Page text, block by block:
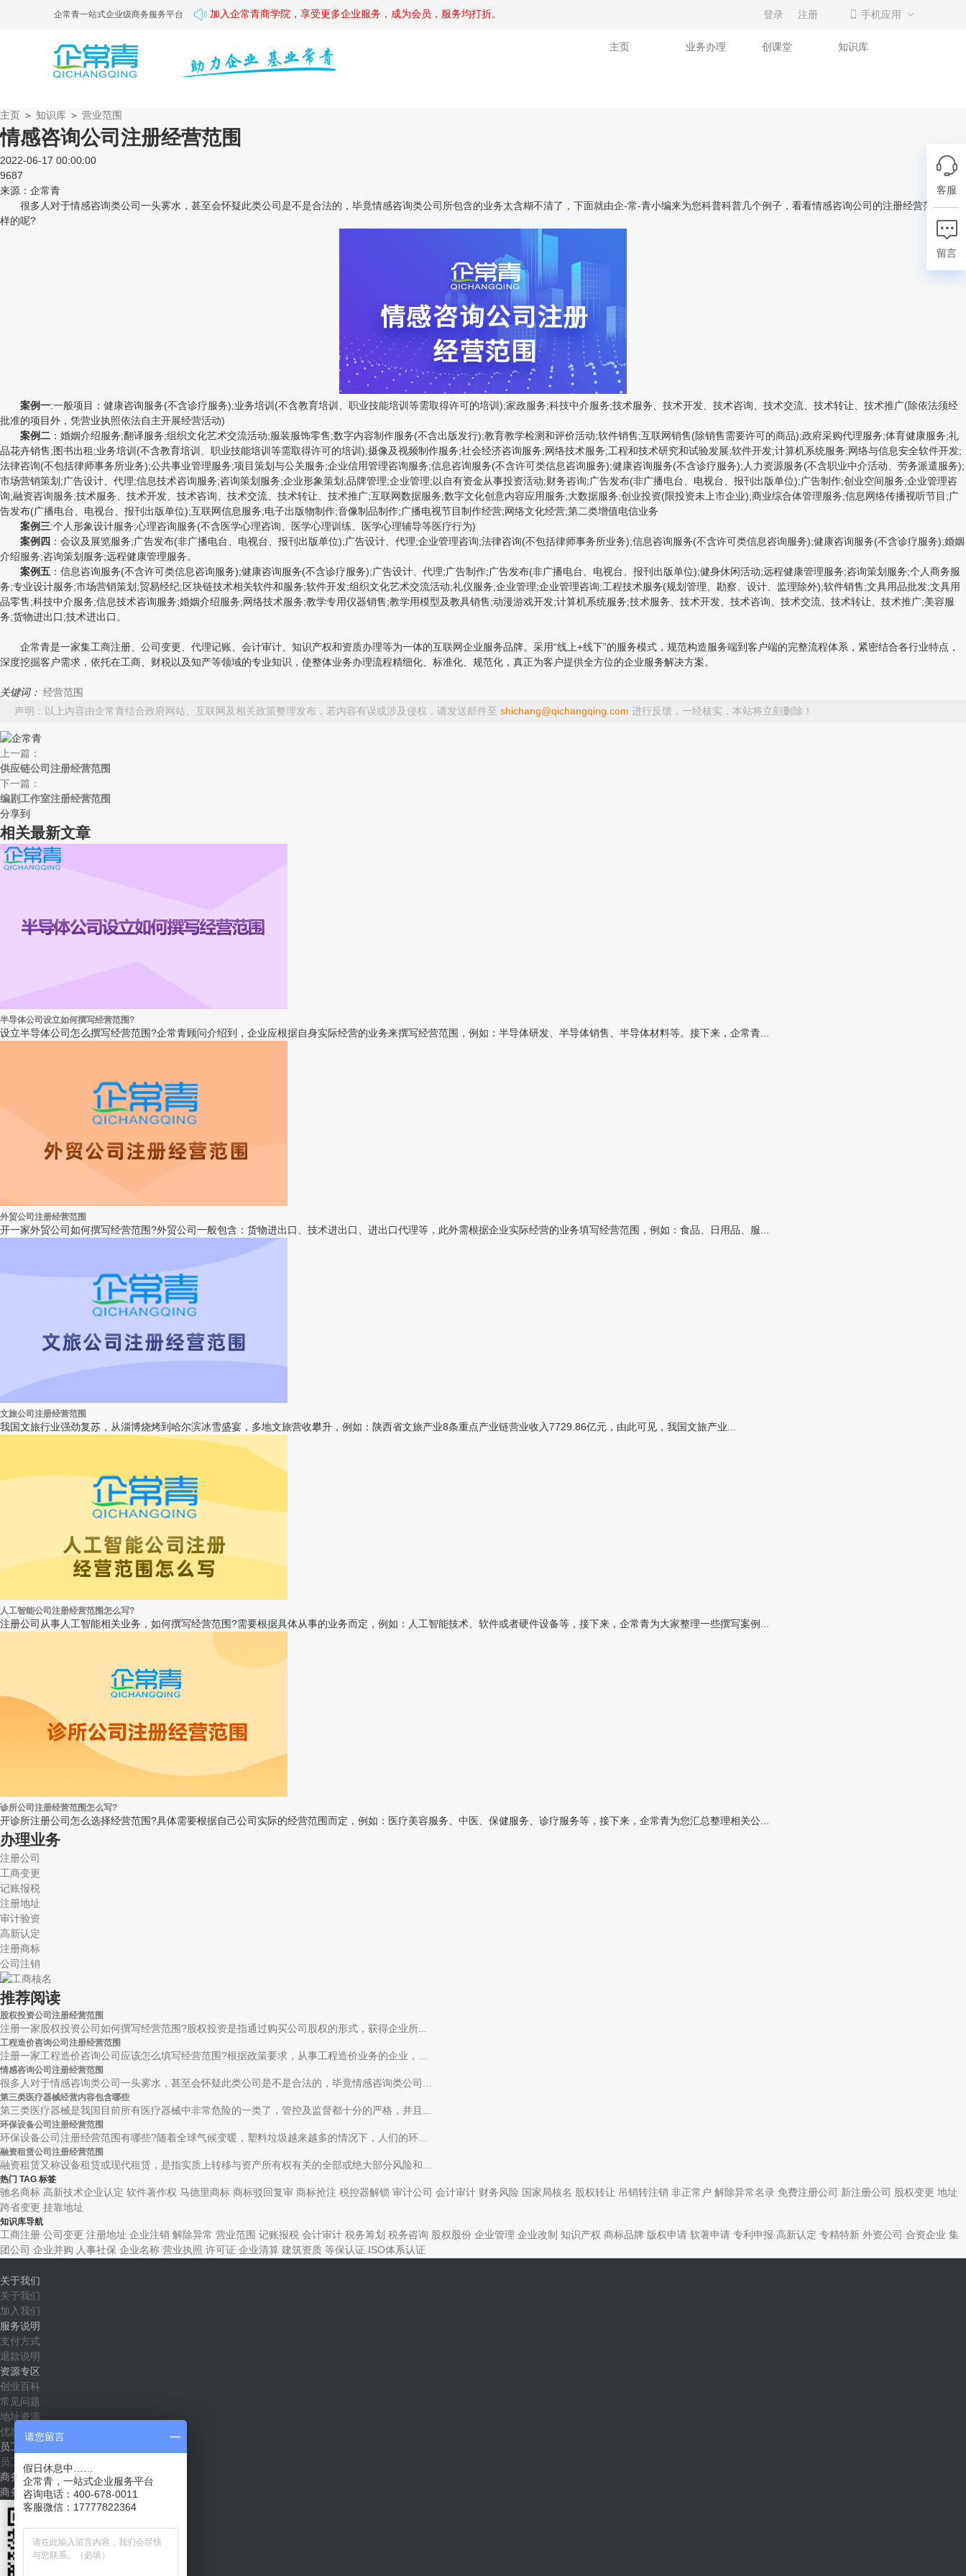
登录 注册 手机应用
企常青一站式企业级商务服务平台 加入企常青商学院，享受更多企业服务，成为会员，服务均打折。
主页 业务办理 创课堂 知识库
主页 ＞ 知识库 ＞ 营业范围
情感咨询公司注册经营范围
2022-06-17 00:00:00
9687
来源：企常青
很多人对于情感咨询类公司一头雾水，甚至会怀疑此类公司是不是合法的，毕竟情感咨询类公司所包含的业务太含糊不清了，下面就由企-常-青小编来为您科普科普几个例子，看看情感咨询公司的注册经营范围是怎
样的呢?
案例一:一般项目：健康咨询服务(不含诊疗服务);业务培训(不含教育培训、职业技能培训等需取得许可的培训);家政服务;科技中介服务;技术服务、技术开发、技术咨询、技术交流、技术转让、技术推广(除依法须经
批准的项目外，凭营业执照依法自主开展经营活动)
案例二 ：婚姻介绍服务;翻译服务;组织文化艺术交流活动;服装服饰零售;数字内容制作服务(不含出版发行);教育教学检测和评价活动;软件销售;互联网销售(除销售需要许可的商品);政府采购代理服务;体育健康服务;礼
品花卉销售;图书出租;业务培训(不含教育培训、职业技能培训等需取得许可的培训);摄像及视频制作服务;社会经济咨询服务;网络技术服务;工程和技术研究和试验发展;软件开发;计算机系统服务;网络与信息安全软件开发;
法律咨询(不包括律师事务所业务);公共事业管理服务;项目策划与公关服务;企业信用管理咨询服务;信息咨询服务(不含许可类信息咨询服务);健康咨询服务(不含诊疗服务);人力资源服务(不含职业中介活动、劳务派遣服务);
市场营销策划;广告设计、代理;信息技术咨询服务;咨询策划服务;企业形象策划;品牌管理;企业管理;以自有资金从事投资活动;财务咨询;广告发布(非广播电台、电视台、报刊出版单位);广告制作;创业空间服务;企业管理咨
询;融资咨询服务;技术服务、技术开发、技术咨询、技术交流、技术转让、技术推广;互联网数据服务;数字文化创意内容应用服务;大数据服务;创业投资(限投资未上市企业);商业综合体管理服务;信息网络传播视听节目;广
告发布(广播电台、电视台、报刊出版单位);互联网信息服务;电子出版物制作;音像制品制作;广播电视节目制作经营;网络文化经营;第二类增值电信业务
案例三:个人形象设计服务;心理咨询服务(不含医学心理咨询、医学心理训练、医学心理辅导等医疗行为)
案例四 ：会议及展览服务;广告发布(非广播电台、电视台、报刊出版单位);广告设计、代理;企业管理咨询;法律咨询(不包括律师事务所业务);信息咨询服务(不含许可类信息咨询服务);健康咨询服务(不含诊疗服务);婚姻
介绍服务;咨询策划服务;远程健康管理服务。
案例五 ：信息咨询服务(不含许可类信息咨询服务);健康咨询服务(不含诊疗服务);广告设计、代理;广告制作;广告发布(非广播电台、电视台、报刊出版单位);健身休闲活动;远程健康管理服务;咨询策划服务;个人商务服
务;专业设计服务;市场营销策划;贸易经纪;区块链技术相关软件和服务;软件开发;组织文化艺术交流活动;礼仪服务;企业管理;企业管理咨询;工程技术服务(规划管理、勘察、设计、监理除外);软件销售;文具用品批发;文具用
品零售;科技中介服务;信息技术咨询服务;婚姻介绍服务;网络技术服务;教学专用仪器销售;教学用模型及教具销售;动漫游戏开发;计算机系统服务;技术服务、技术开发、技术咨询、技术交流、技术转让、技术推广;美容服
务;货物进出口;技术进出口。
企常青是一家集工商注册、公司变更、代理记账、会计审计、知识产权和资质办理等为一体的互联网企业服务品牌。采用“线上+线下”的服务模式，规范构造服务端到客户端的完整流程体系，紧密结合各行业特点，
深度挖掘客户需求，依托在工商、财税以及知产等领域的专业知识，使整体业务办理流程精细化、标准化、规范化，真正为客户提供全方位的企业服务解决方案。
关键词： 经营范围
声明：以上内容由企常青结合政府网站、互联网及相关政策整理发布，若内容有误或涉及侵权，请发送邮件至 shichang@qichangqing.com 进行反馈，一经核实，本站将立刻删除！
上一篇：
供应链公司注册经营范围
下一篇：
编剧工作室注册经营范围
分享到
相关最新文章
半导体公司设立如何撰写经营范围?
设立半导体公司怎么撰写经营范围?企常青顾问介绍到，企业应根据自身实际经营的业务来撰写经营范围，例如：半导体研发、半导体销售、半导体材料等。接下来，企常青...
外贸公司注册经营范围
开一家外贸公司如何撰写经营范围?外贸公司一般包含：货物进出口、技术进出口、进出口代理等，此外需根据企业实际经营的业务填写经营范围，例如：食品、日用品、服...
文旅公司注册经营范围
我国文旅行业强劲复苏，从淄博烧烤到哈尔滨冰雪盛宴，多地文旅营收攀升，例如：陕西省文旅产业8条重点产业链营业收入7729.86亿元，由此可见，我国文旅产业...
人工智能公司注册经营范围怎么写?
注册公司从事人工智能相关业务，如何撰写经营范围?需要根据具体从事的业务而定，例如：人工智能技术、软件或者硬件设备等，接下来，企常青为大家整理一些撰写案例...
诊所公司注册经营范围怎么写?
开诊所注册公司怎么选择经营范围?具体需要根据自己公司实际的经营范围而定，例如：医疗美容服务、中医、保健服务、诊疗服务等，接下来，企常青为您汇总整理相关公...
办理业务
注册公司
工商变更
记账报税
注册地址
审计验资
高新认定
注册商标
公司注销
推荐阅读
股权投资公司注册经营范围
注册一家股权投资公司如何撰写经营范围?股权投资是指通过购买公司股权的形式，获得企业所...
工程造价咨询公司注册经营范围
注册一家工程造价咨询公司应该怎么填写经营范围?根据政策要求，从事工程造价业务的企业，...
情感咨询公司注册经营范围
很多人对于情感咨询类公司一头雾水，甚至会怀疑此类公司是不是合法的，毕竟情感咨询类公司...
第三类医疗器械经营内容包含哪些
第三类医疗器械是我国目前所有医疗器械中非常危险的一类了，管控及监督都十分的严格，并且...
环保设备公司注册经营范围
环保设备公司注册经营范围有哪些?随着全球气候变暖，塑料垃圾越来越多的情况下，人们的环...
融资租赁公司注册经营范围
融资租赁又称设备租赁或现代租赁，是指实质上转移与资产所有权有关的全部或绝大部分风险和...
热门 TAG 标签
驰名商标 高新技术企业认定 软件著作权 马德里商标 商标驳回复审 商标抢注 税控器解锁 审计公司 会计审计 财务风险 国家局核名 股权转让 吊销转注销 非正常户 解除异常名录 免费注册公司 新注册公司 股权变更 地址
跨省变更 挂靠地址
知识库导航
工商注册 公司变更 注册地址 企业注销 解除异常 营业范围 记账报税 会计审计 税务筹划 税务咨询 股权股份 企业管理 企业改制 知识产权 商标品牌 版权申请 软著申请 专利申报 高新认定 专精特新 外资公司 合资企业 集
团公司 企业并购 人事社保 企业名称 营业执照 许可证 企业清算 建筑资质 等保认证 ISO体系认证
关于我们
关于我们
加入我们
服务说明
支付方式
退款说明
资源专区
创业百科
常见问题
地址资源
优惠套餐
员工社区
员工入口
商务合作
商务合作（shichang@qichangqing.com）
客服
留言
请您留言
假日休息中……
企常青，一站式企业服务平台
咨询电话：400-678-0011
客服微信：17777822364